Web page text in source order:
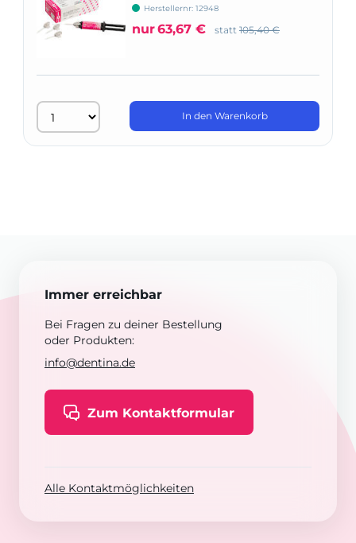
Herstellernr: 12948
nur63,67 € statt 105,40 €
In den Warenkorb
Immer erreichbar
Bei Fragen zu deiner Bestellung
oder Produkten:
info@dentina.de
Zum Kontaktformular
Alle Kontaktmöglichkeiten